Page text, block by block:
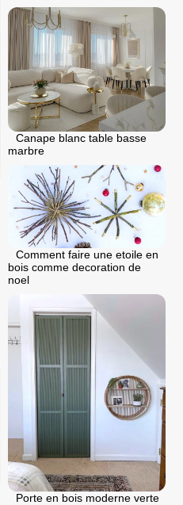
Canape blanc table basse
marbre
Comment faire une etoile en
bois comme decoration de
noel
Porte en bois moderne verte